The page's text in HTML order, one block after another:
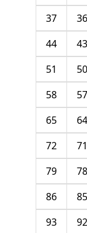
36
37
43
44
50
51
57
58
64
65
71
72
78
79
85
86
92
93